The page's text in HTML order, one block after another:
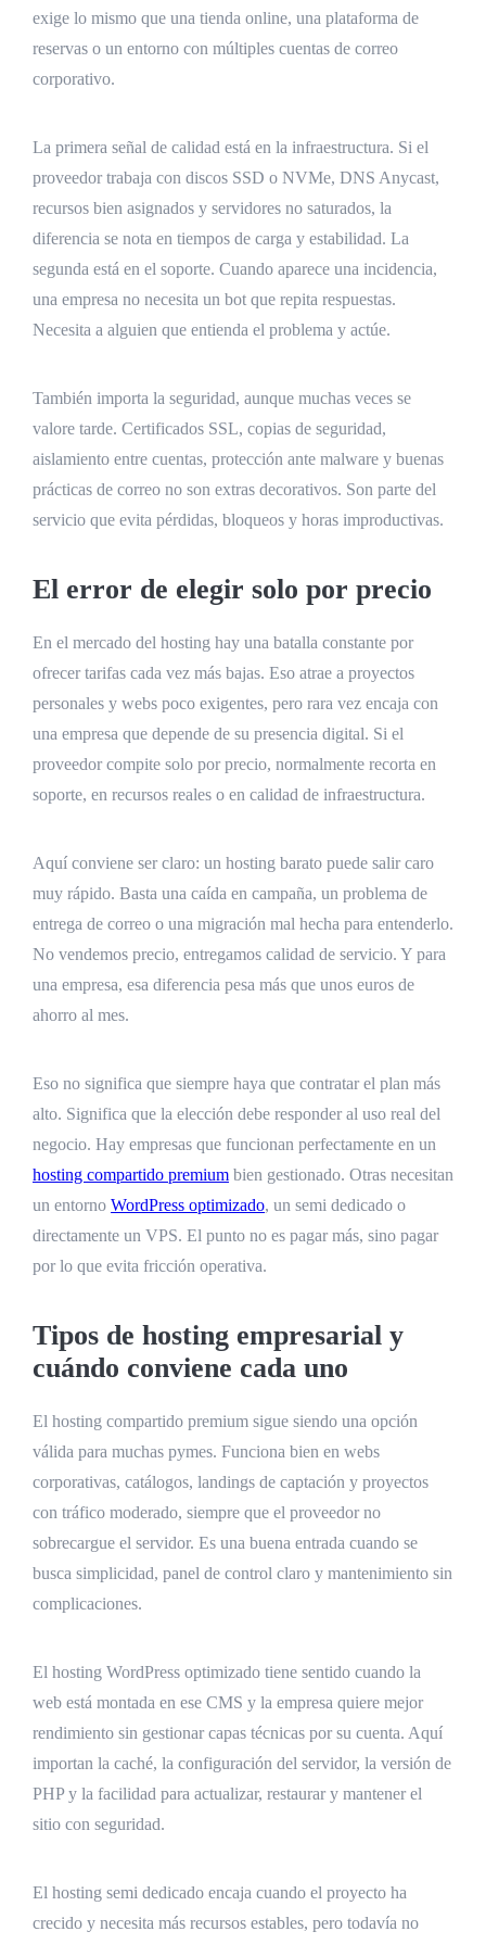
exige lo mismo que una tienda online, una plataforma de
reservas o un entorno con múltiples cuentas de correo
corporativo.
La primera señal de calidad está en la infraestructura. Si el
proveedor trabaja con discos SSD o NVMe, DNS Anycast,
recursos bien asignados y servidores no saturados, la
diferencia se nota en tiempos de carga y estabilidad. La
segunda está en el soporte. Cuando aparece una incidencia,
una empresa no necesita un bot que repita respuestas.
Necesita a alguien que entienda el problema y actúe.
También importa la seguridad, aunque muchas veces se
valore tarde. Certificados SSL, copias de seguridad,
aislamiento entre cuentas, protección ante malware y buenas
prácticas de correo no son extras decorativos. Son parte del
servicio que evita pérdidas, bloqueos y horas improductivas.
El error de elegir solo por precio
En el mercado del hosting hay una batalla constante por
ofrecer tarifas cada vez más bajas. Eso atrae a proyectos
personales y webs poco exigentes, pero rara vez encaja con
una empresa que depende de su presencia digital. Si el
proveedor compite solo por precio, normalmente recorta en
soporte, en recursos reales o en calidad de infraestructura.
Aquí conviene ser claro: un hosting barato puede salir caro
muy rápido. Basta una caída en campaña, un problema de
entrega de correo o una migración mal hecha para entenderlo.
No vendemos precio, entregamos calidad de servicio. Y para
una empresa, esa diferencia pesa más que unos euros de
ahorro al mes.
Eso no significa que siempre haya que contratar el plan más
alto. Significa que la elección debe responder al uso real del
negocio. Hay empresas que funcionan perfectamente en un
hosting compartido premium bien gestionado. Otras necesitan
un entorno WordPress optimizado, un semi dedicado o
directamente un VPS. El punto no es pagar más, sino pagar
por lo que evita fricción operativa.
Tipos de hosting empresarial y
cuándo conviene cada uno
El hosting compartido premium sigue siendo una opción
válida para muchas pymes. Funciona bien en webs
corporativas, catálogos, landings de captación y proyectos
con tráfico moderado, siempre que el proveedor no
sobrecargue el servidor. Es una buena entrada cuando se
busca simplicidad, panel de control claro y mantenimiento sin
complicaciones.
El hosting WordPress optimizado tiene sentido cuando la
web está montada en ese CMS y la empresa quiere mejor
rendimiento sin gestionar capas técnicas por su cuenta. Aquí
importan la caché, la configuración del servidor, la versión de
PHP y la facilidad para actualizar, restaurar y mantener el
sitio con seguridad.
El hosting semi dedicado encaja cuando el proyecto ha
crecido y necesita más recursos estables, pero todavía no